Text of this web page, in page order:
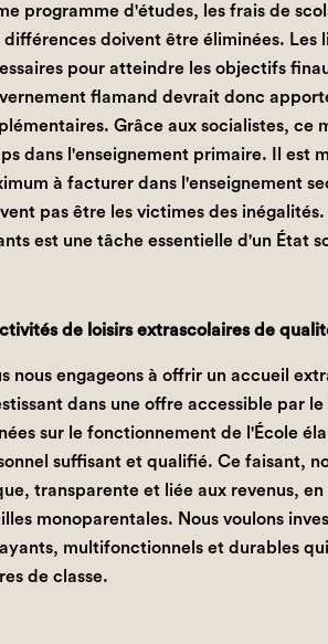
programme d'études, les frais de
différences doivent être éliminées. Les
pour atteindre les objectifs
flamand devrait donc
Grâce aux socialistes, ce
dans l'enseignement primaire. Il est
à facturer dans l'enseignement
pas être les victimes des
est une tâche essentielle d'un État
de loisirs extrascolaires de
nous engageons à offrir un accueil
dans une offre accessible par
sur le fonctionnement de l'École
suffisant et qualifié. Ce faisant,
transparente et liée aux revenus,
monoparentales. Nous voulons
multifonctionnels et durables
de classe.